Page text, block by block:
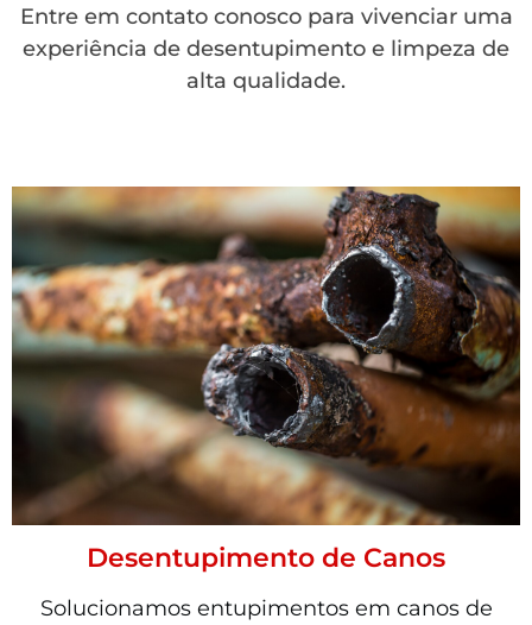
Entre em contato conosco para vivenciar uma
experiência de desentupimento e limpeza de
alta qualidade.
Desentupimento de Canos
Solucionamos entupimentos em canos de